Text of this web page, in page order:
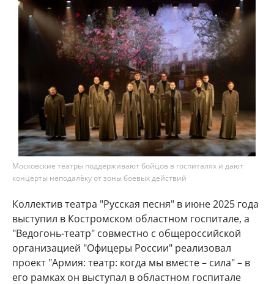
Московские театры поддерживают бойцов в госпиталях и дают
концерты неподалёку от зоны боевых действий
Коллектив театра "Русская песня" в июне 2025 года
выступил в Костромском областном госпитале, а
"Ведогонь-театр" совместно с общероссийской
организацией "Офицеры России" реализовал
проект "Армия: театр: когда мы вместе – сила" – в
его рамках он выступал в областном госпитале